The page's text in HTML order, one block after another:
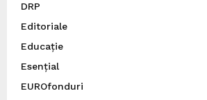
DRP
Editoriale
Educație
Esențial
EUROfonduri